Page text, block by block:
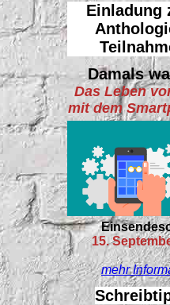
Einladung
Damals
Das Leben
mit dem
15.
mehr